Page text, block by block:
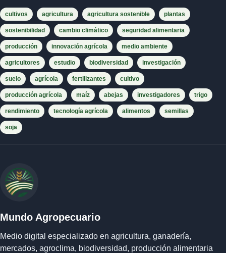
cultivos agricultura agricultura sostenible plantas
sostenibilidad cambio climático seguridad alimentaria
producción innovación agrícola medio ambiente
agricultores estudio biodiversidad investigación
suelo agrícola fertilizantes cultivo
producción agrícola maíz abejas investigadores trigo
rendimiento tecnología agrícola alimentos semillas
soja
Mundo Agropecuario
Medio digital especializado en agricultura, ganadería,
mercados, agroclima, biodiversidad, producción alimentaria